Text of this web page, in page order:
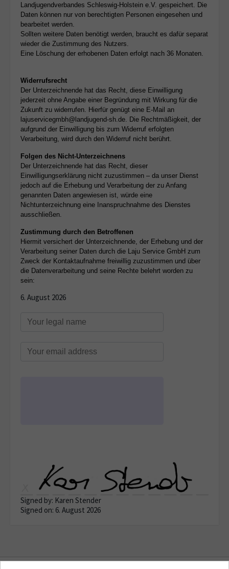
Landjugendverbandes Schleswig-Holstein e.V. gespeichert. Die
Daten können nur von berechtigten Personen eingesehen und
bearbeitet werden.
Sollten weitere Daten benötigt werden, braucht es dafür separat
wieder die Zustimmung des Nutzers.
Eine Löschung der erhobenen Daten erfolgt nach 36 Monaten.
Widerrufsrecht
Der Unterzeichnende hat das Recht, diese Einwilligung
jederzeit ohne Angabe einer Begründung mit Wirkung für die
Zukunft zu widerrufen. Hierfür genügt eine E-Mail an
lajuservicegmbh@landjugend-sh.de. Die Rechtmäßigkeit, der
aufgrund der Einwilligung bis zum Widerruf erfolgten
Verarbeitung, wird durch den Widerruf nicht berührt.
Folgen des Nicht-Unterzeichnens
Der Unterzeichnende hat das Recht, dieser
Einwilligungserklärung nicht zuzustimmen – da unser Dienst
jedoch auf die Erhebung und Verarbeitung der zu Anfang
genannten Daten angewiesen ist, würde eine
Nichtunterzeichnung eine Inanspruchnahme des Dienstes
ausschließen.
Zustimmung durch den Betroffenen
Hiermit versichert der Unterzeichnende, der Erhebung und der
Verarbeitung seiner Daten durch die Laju Service GmbH zum
Zweck der Kontaktaufnahme freiwillig zuzustimmen und über
die Datenverarbeitung und seine Rechte belehrt worden zu
sein:
6. August 2026
Signed by: Karen Stender
Signed on: 6. August 2026